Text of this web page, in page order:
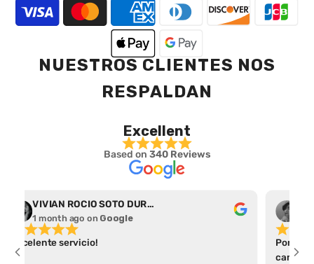
NUESTROS CLIENTES NOS
RESPALDAN
Excellent
Based on 340 Reviews
VIVIAN ROCIO SOTO DURAN
1 month ago on Google
Excelente servicio!
Por el